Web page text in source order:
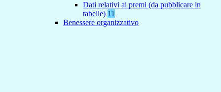
Dati relativi ai premi (da pubblicare in
tabelle) 11
Benessere organizzativo